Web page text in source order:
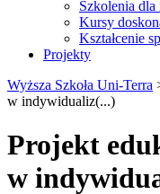
Szkolenia dla
Kursy
Kształcenie
Projekty
Wyższa Szkoła Uni-Terra
w indywidualiz(...)
Projekt
w